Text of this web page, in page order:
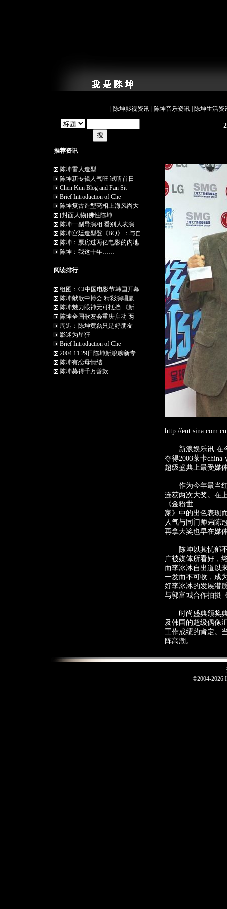
陈坤影视资讯 陈坤音乐资讯 陈坤生活资
推荐资讯
陈坤雷人造型
陈坤新专辑人气旺 试听首日
Chen Kun Blog and Fan Sit
Brief Introduction of Che
陈坤复古造型亮相上海风尚大
[封面人物]佛性陈坤
陈坤一副导演相 看别人表演
陈坤宫廷造型登《BQ》：与自
陈坤：票房过两亿电影的内地
陈坤：我这十年……
阅读排行
组图：CJ中国电影节韩国开幕
陈坤献歌中博会 精彩演唱赢
陈坤魅力眼神无可抵挡 《新
陈坤全国歌友会重庆启动 两
周迅：陈坤黄磊只是好朋友
影迷为星狂
Brief Introduction of Che
2004.11.29日陈坤新浪聊新专
陈坤有恋母情结
陈坤募得千万善款
http://
新浪娱乐讯 在今
夺得2003莱卡
超级盛典上最受媒
作为今年最当红
连获两次大奖。在
《金粉世
家》中的出色表现
人气与同门师弟陈
再拿大奖也早在媒
陈坤以其忧郁不
广被媒体所看好，
而李冰冰自出道以
一发而不可收，成
好李冰冰的发展潜
与郭富城合作拍摄
时尚盛典颁奖典
及韩国的超级偶像
工作成绩的肯定。
阵高潮。
©2004-2026